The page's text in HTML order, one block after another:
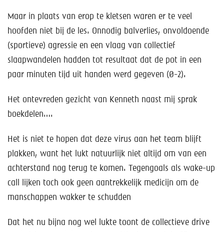
Maar in plaats van erop te kletsen waren er te veel
hoofden niet bij de les. Onnodig balverlies, onvoldoende
(sportieve) agressie en een vlaag van collectief
slaapwandelen hadden tot resultaat dat de pot in een
paar minuten tijd uit handen werd gegeven (0-2).
Het ontevreden gezicht van Kenneth naast mij sprak
boekdelen….
Het is niet te hopen dat deze virus aan het team blijft
plakken, want het lukt natuurlijk niet altijd om van een
achterstand nog terug te komen. Tegengoals als wake-up
call lijken toch ook geen aantrekkelijk medicijn om de
manschappen wakker te schudden
Dat het nu bijna nog wel lukte toont de collectieve drive